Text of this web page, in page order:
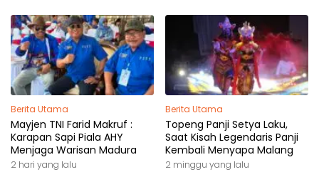
Berita Utama
Mayjen TNI Farid Makruf :
Karapan Sapi Piala AHY
Menjaga Warisan Madura
2 hari yang lalu
Berita Utama
Topeng Panji Setya Laku,
Saat Kisah Legendaris Panji
Kembali Menyapa Malang
2 minggu yang lalu